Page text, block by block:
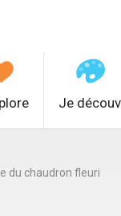
Je
du chaudron fleuri